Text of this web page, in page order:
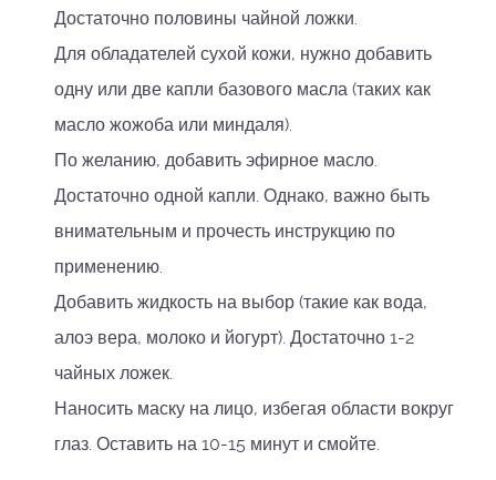
Достаточно половины чайной ложки.
Для обладателей сухой кожи, нужно добавить
одну или две капли базового масла (таких как
масло жожоба или миндаля).
По желанию, добавить эфирное масло.
Достаточно одной капли. Однако, важно быть
внимательным и прочесть инструкцию по
применению.
Добавить жидкость на выбор (такие как вода,
алоэ вера, молоко и йогурт). Достаточно 1-2
чайных ложек.
Наносить маску на лицо, избегая области вокруг
глаз. Оставить на 10-15 минут и смойте.